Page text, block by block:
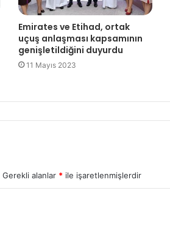
Emirates ve Etihad, ortak
uçuş anlaşması kapsamının
genişletildiğini duyurdu
11 Mayıs 2023
Gerekli alanlar * ile işaretlenmişlerdir